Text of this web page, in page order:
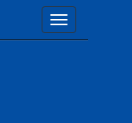
Toggle